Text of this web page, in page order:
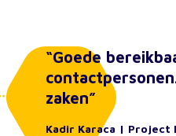
“Goede
zaken”
Kadir Karaca | Project